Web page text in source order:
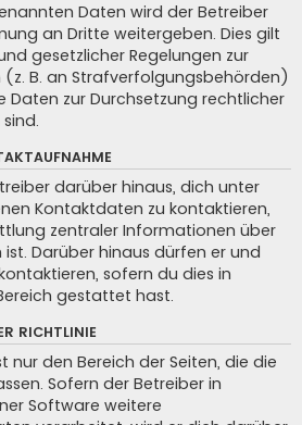
Daten wird der Betreiber
an Dritte weitergeben. Dies gilt
gesetzlicher Regelungen zur
B. an Strafverfolgungsbehörden)
Daten zur Durchsetzung rechtlicher
darüber hinaus, dich unter
Kontaktdaten zu kontaktieren,
zentraler Informationen über
Darüber hinaus dürfen er und
sofern du dies in
gestattet hast.
RICHTLINIE
nur den Bereich der Seiten, die die
Sofern der Betreiber in
Software weitere